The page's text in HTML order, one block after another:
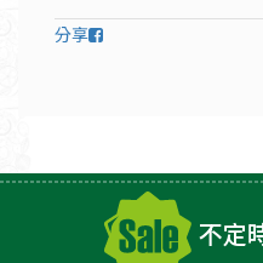
分享
不定